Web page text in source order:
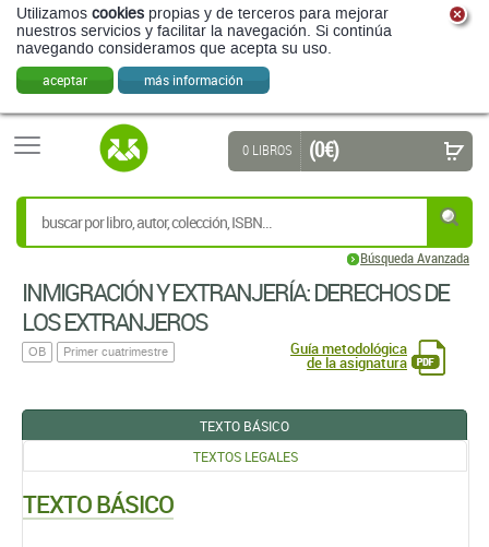
Utilizamos cookies propias y de terceros para mejorar
nuestros servicios y facilitar la navegación. Si continúa
navegando consideramos que acepta su uso.
aceptar más información
Búsqueda Avanzada
0 LIBROS (0 €)
INMIGRACIÓN Y EXTRANJERÍA: DERECHOS DE
LOS EXTRANJEROS
OB Primer cuatrimestre Guía metodológica
de la asignatura
TEXTO BÁSICO
TEXTOS LEGALES
TEXTO BÁSICO